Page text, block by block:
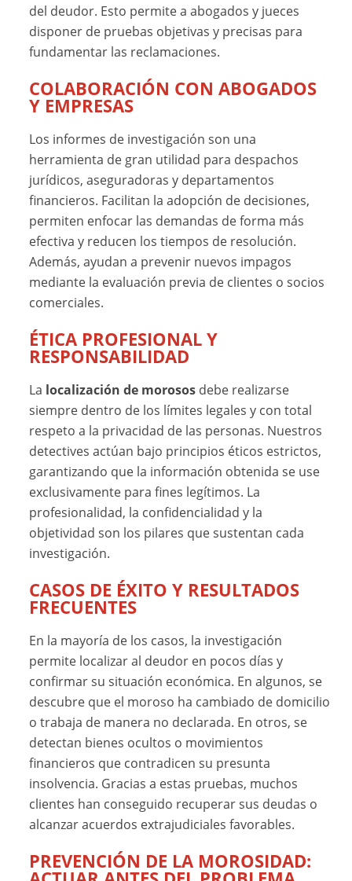
del deudor. Esto permite a abogados y jueces
disponer de pruebas objetivas y precisas para
fundamentar las reclamaciones.
COLABORACIÓN CON ABOGADOS
Y EMPRESAS
Los informes de investigación son una
herramienta de gran utilidad para despachos
jurídicos, aseguradoras y departamentos
financieros. Facilitan la adopción de decisiones,
permiten enfocar las demandas de forma más
efectiva y reducen los tiempos de resolución.
Además, ayudan a prevenir nuevos impagos
mediante la evaluación previa de clientes o socios
comerciales.
ÉTICA PROFESIONAL Y
RESPONSABILIDAD
La localización de morosos debe realizarse
siempre dentro de los límites legales y con total
respeto a la privacidad de las personas. Nuestros
detectives actúan bajo principios éticos estrictos,
garantizando que la información obtenida se use
exclusivamente para fines legítimos. La
profesionalidad, la confidencialidad y la
objetividad son los pilares que sustentan cada
investigación.
CASOS DE ÉXITO Y RESULTADOS
FRECUENTES
En la mayoría de los casos, la investigación
permite localizar al deudor en pocos días y
confirmar su situación económica. En algunos, se
descubre que el moroso ha cambiado de domicilio
o trabaja de manera no declarada. En otros, se
detectan bienes ocultos o movimientos
financieros que contradicen su presunta
insolvencia. Gracias a estas pruebas, muchos
clientes han conseguido recuperar sus deudas o
alcanzar acuerdos extrajudiciales favorables.
PREVENCIÓN DE LA MOROSIDAD: